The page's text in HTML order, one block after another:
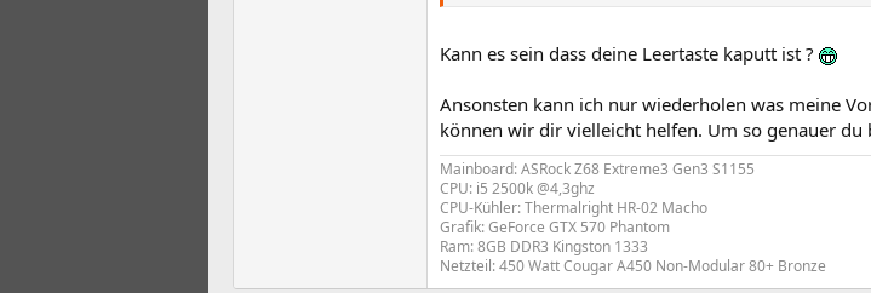
Kann es sein dass deine Leertaste kaputt ist ?
Ansonsten kann ich nur wiederholen was meine
können wir dir vielleicht helfen. Um so genauer
Mainboard: ASRock Z68 Extreme3 Gen3 S1155
CPU: i5 2500k @4,3ghz
CPU-Kühler: Thermalright HR-02 Macho
Grafik: GeForce GTX 570 Phantom
Ram: 8GB DDR3 Kingston 1333
Netzteil: 450 Watt Cougar A450 Non-Modular 80+ Bronze